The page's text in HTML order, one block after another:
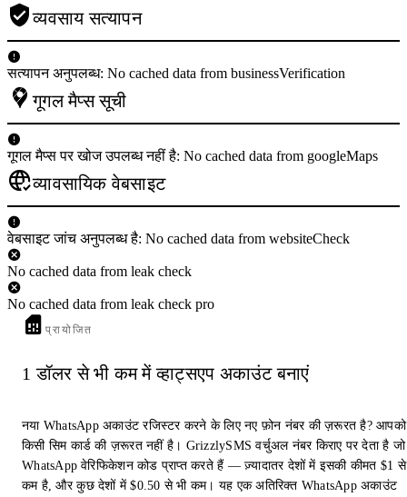
व्यवसाय सत्यापन
सत्यापन अनुपलब्ध: No cached data from businessVerification
गूगल मैप्स सूची
गूगल मैप्स पर खोज उपलब्ध नहीं है: No cached data from googleMaps
व्यावसायिक वेबसाइट
वेबसाइट जांच अनुपलब्ध है: No cached data from websiteCheck
No cached data from leak check
No cached data from leak check pro
प्रायोजित
1 डॉलर से भी कम में व्हाट्सएप अकाउंट बनाएं
नया WhatsApp अकाउंट रजिस्टर करने के लिए नए फ़ोन नंबर की ज़रूरत है? आपको
किसी सिम कार्ड की ज़रूरत नहीं है। GrizzlySMS वर्चुअल नंबर किराए पर देता है जो
WhatsApp वेरिफिकेशन कोड प्राप्त करते हैं — ज़्यादातर देशों में इसकी कीमत $1 से
कम है, और कुछ देशों में $0.50 से भी कम। यह एक अतिरिक्त WhatsApp अकाउंट